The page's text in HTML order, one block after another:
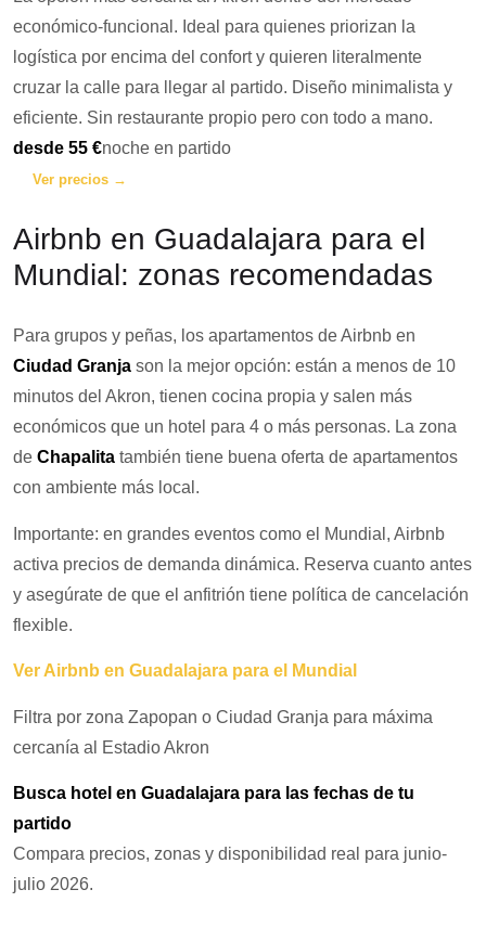
económico-funcional. Ideal para quienes priorizan la
logística por encima del confort y quieren literalmente
cruzar la calle para llegar al partido. Diseño minimalista y
eficiente. Sin restaurante propio pero con todo a mano.
desde 55 €noche en partido
Ver precios →
Airbnb en Guadalajara para el
Mundial: zonas recomendadas
Para grupos y peñas, los apartamentos de Airbnb en
Ciudad Granja son la mejor opción: están a menos de 10
minutos del Akron, tienen cocina propia y salen más
económicos que un hotel para 4 o más personas. La zona
de Chapalita también tiene buena oferta de apartamentos
con ambiente más local.
Importante: en grandes eventos como el Mundial, Airbnb
activa precios de demanda dinámica. Reserva cuanto antes
y asegúrate de que el anfitrión tiene política de cancelación
flexible.
Ver Airbnb en Guadalajara para el Mundial
Filtra por zona Zapopan o Ciudad Granja para máxima
cercanía al Estadio Akron
Busca hotel en Guadalajara para las fechas de tu
partido
Compara precios, zonas y disponibilidad real para junio-
julio 2026.